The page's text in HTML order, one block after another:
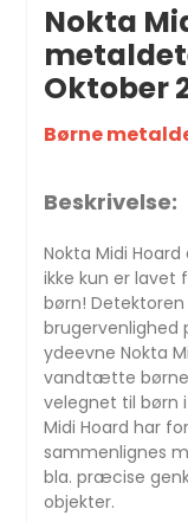
Nokta
Oktober
Børne
Beskrivelse:
Nokta Midi
ikke kun er lavet
børn!
brugervenlighed
ydeevne Nokta
vandtætte
velegnet til børn
Midi Hoard har
sammenlignes
bla. præcise
objekter.